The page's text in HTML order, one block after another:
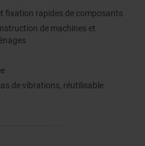
fixation rapides de composants
de machines et
de vibrations, réutilisable